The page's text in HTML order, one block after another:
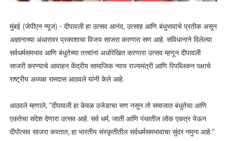
मुंबई (जेपीएन न्यूज) - दीपावली हा उत्सव आनंद, उत्साह आणि बंधुभावाचे प्रतीक असून
अज्ञानाच्या अंधारावर प्रकाशाचा विजय साजरा करणारा सण आहे. संविधानाने दिलेल्या
सर्वधर्मसमभाव आणि बंधुतेच्या तत्त्वांना अधोरेखित करणारा उत्सव म्हणून दीपावली
साजरी करण्याचे आवाहन केंद्रीय सामाजिक न्याय राज्यमंत्री आणि रिपब्लिकन पक्षाचे
राष्ट्रीय अध्यक्ष रामदास आठवले यांनी केले आहे.
आठवले म्हणाले, “दीपावली हा केवळ उजेडाचा सण नसून तो समाजात बंधुतेचा आणि
एकतेचा संदेश देणारा उत्सव आहे. सर्व धर्म, जाती आणि पंथातील लोक एकत्र येऊन
दीपोत्सव साजरा करतात, हा भारतीय संस्कृतीतील सर्वधर्मसमभावाचा सुंदर नमुना आहे.”